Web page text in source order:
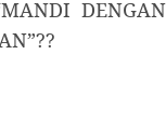
DENGAN